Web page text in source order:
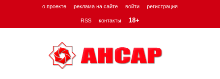
о проекте реклама на сайте войти регистрация
RSS контакты 18+